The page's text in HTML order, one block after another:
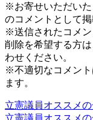
※お寄せいただいた
のコメントとして
※送信されたコメン
削除を希望する方は
わせください。
※不適切なコメント
ます。
立憲議員オススメ
立憲議員オススメ